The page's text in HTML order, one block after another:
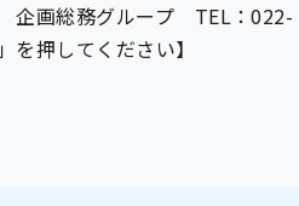
企画総務グループ TEL：022-
押してください】